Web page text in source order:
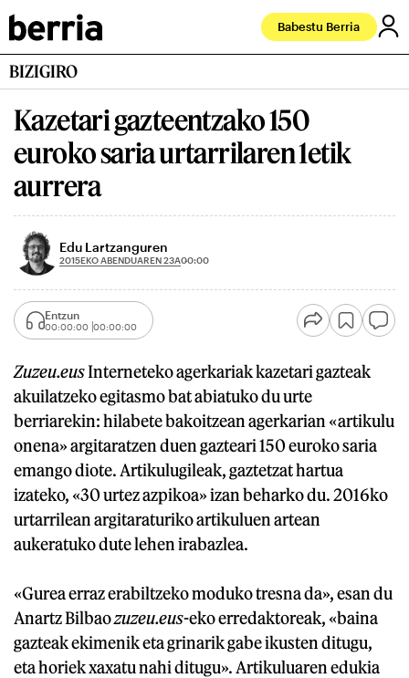
Babestu Berria
BIZIGIRO
Kazetari gazteentzako 150
euroko saria urtarrilaren 1etik
aurrera
Edu Lartzanguren
2015EKO ABENDUAREN 23A00:00
Entzun
00:00:00 00:00:00
Zuzeu.eusInterneteko agerkariak kazetari gazteak
akuilatzeko egitasmo bat abiatuko du urte
berriarekin: hilabete bakoitzean agerkarian «artikulu
onena» argitaratzen duen gazteari 150 euroko saria
emango diote. Artikulugileak, gaztetzat hartua
izateko, «30 urtez azpikoa» izan beharko du. 2016ko
urtarrilean argitaraturiko artikuluen artean
aukeratuko dute lehen irabazlea.
«Gurea erraz erabiltzeko moduko tresna da», esan du
Anartz Bilbaozuzeu.eus-eko erredaktoreak, «baina
gazteak ekimenik eta grinarik gabe ikusten ditugu,
eta horiek xaxatu nahi ditugu». Artikuluaren edukia